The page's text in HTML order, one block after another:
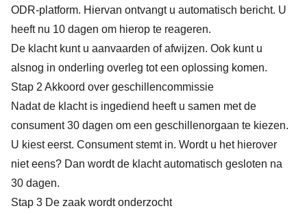
ODR-platform. Hiervan ontvangt u automatisch bericht. U
heeft nu 10 dagen om hierop te reageren.
De klacht kunt u aanvaarden of afwijzen. Ook kunt u
alsnog in onderling overleg tot een oplossing komen.
Stap 2 Akkoord over geschillencommissie
Nadat de klacht is ingediend heeft u samen met de
consument 30 dagen om een geschillenorgaan te kiezen.
U kiest eerst. Consument stemt in. Wordt u het hierover
niet eens? Dan wordt de klacht automatisch gesloten na
30 dagen.
Stap 3 De zaak wordt onderzocht